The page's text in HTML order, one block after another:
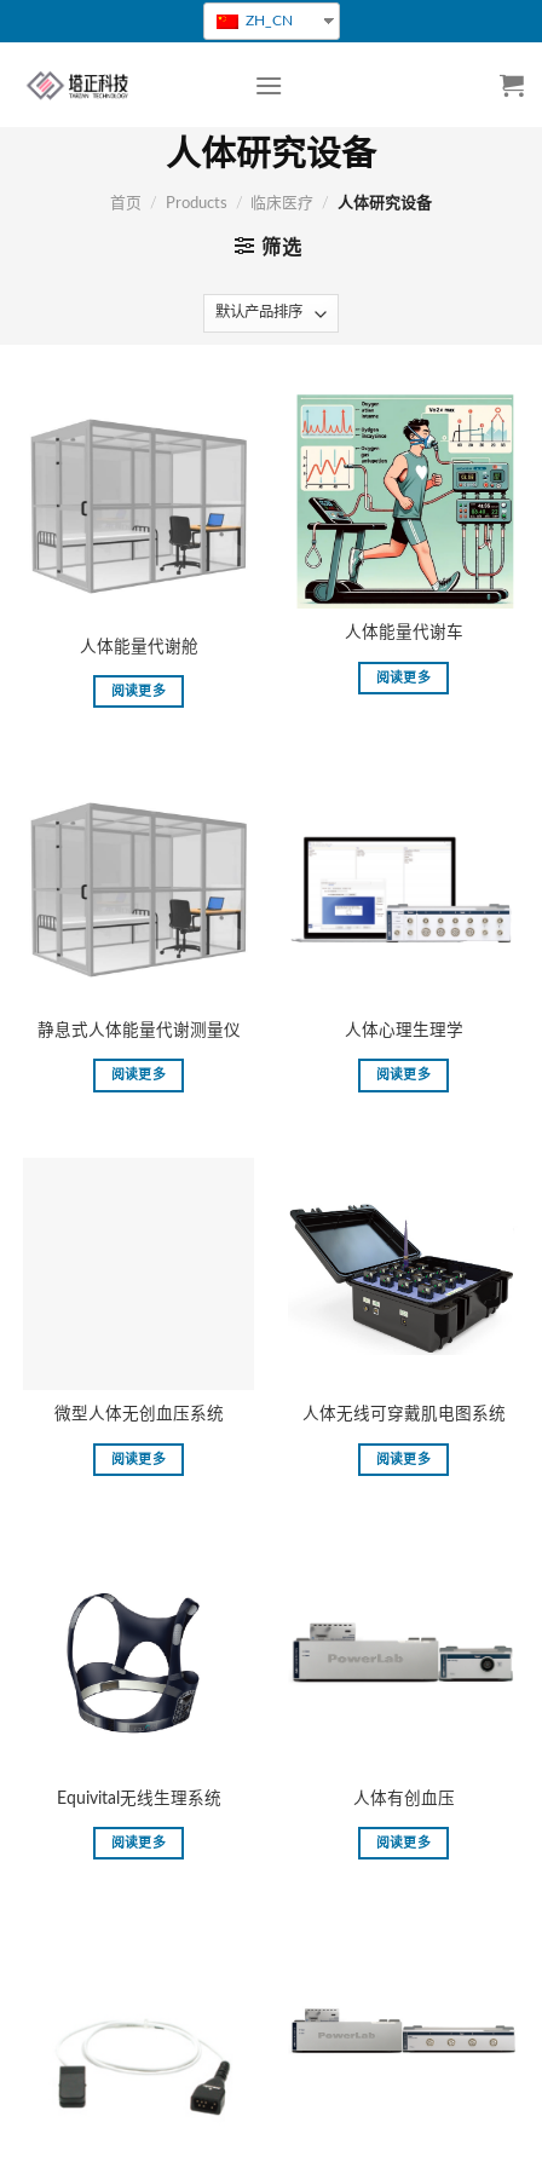
转
ZH_CN
人体研究设备
首页 / Products / 临床医疗 / 人体研究设备
筛选
人体能量代谢舱
阅读更多
人体能量代谢车
阅读更多
静息式人体能量代谢测量仪
阅读更多
⼈体⼼理⽣理学
阅读更多
微型人体无创血压系统
阅读更多
⼈体⽆线可穿戴肌电图系统
阅读更多
Equivital无线生理系统
阅读更多
⼈体有创⾎压
阅读更多